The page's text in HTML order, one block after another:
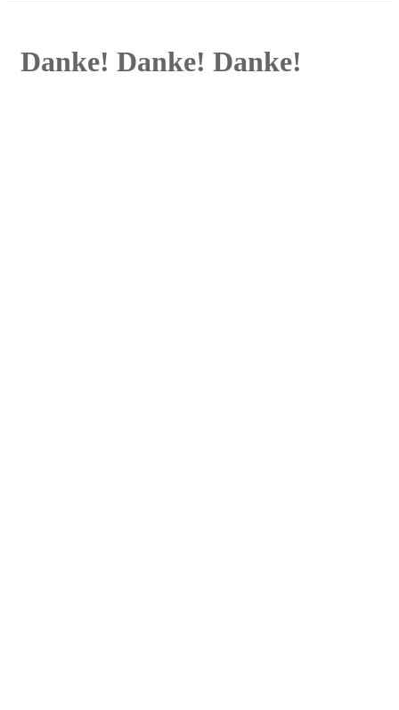
Danke! Danke! Danke!